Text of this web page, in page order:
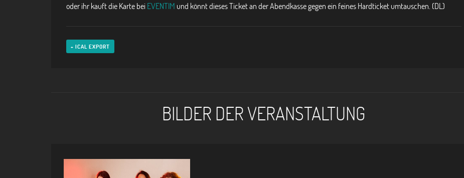
oder ihr kauft die Karte bei EVENTIM und könnt dieses Ticket an der Abendkasse gegen ein feines Hardticket umtauschen. (DL)
+ ICAL EXPORT
BILDER DER VERANSTALTUNG